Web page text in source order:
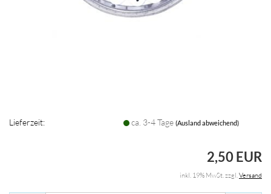
Lieferzeit: ca. 3-4 Tage(Ausland abweichend)
2,50 EUR
inkl. 19% MwSt. zzgl.Versand